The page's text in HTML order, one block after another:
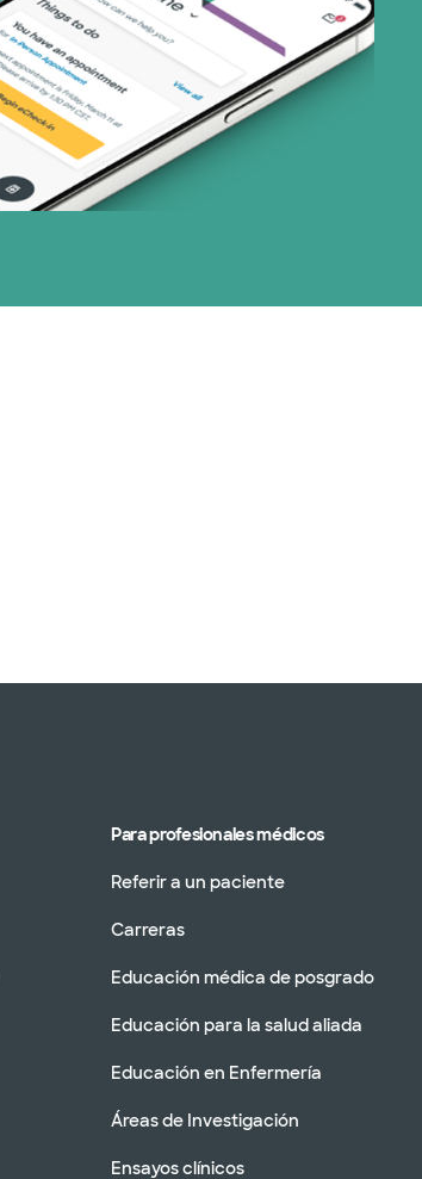
Para profesionales médicos
Referir a un paciente
Carreras
Educación médica de posgrado
Educación para la salud aliada
Educación en Enfermería
Áreas de Investigación
Ensayos clínicos